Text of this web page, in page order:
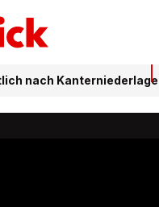
nach Kanterniederlage